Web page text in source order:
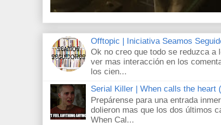
Offtopic | Iniciativa Seamos
Ok no creo que todo se reduzca a
ver mas interacción en los
los cien...
Serial Killer | When calls the heart
Prepárense para una entrada
dolieron mas que los dos últimos
When Cal...